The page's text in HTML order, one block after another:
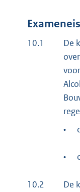
Exameneis
10.1
De
•
•
10.2
De